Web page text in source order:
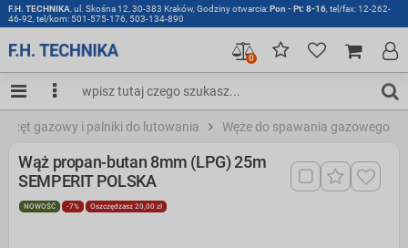
F.H. TECHNIKA , ul. Skośna 12, 30-383 Kraków, Godziny otwarcia:Pon - Pt: 8-16 , tel/fax: 12-262-
46-92, tel/kom: 501-575-176, 503-134-890
0
gazowy i palniki do lutowania Węże do spawania gazowego
Wąż propan-butan 8mm (LPG) 25m
SEMPERIT POLSKA
NOWOŚĆ -7% Oszczędzasz 20,00 zł